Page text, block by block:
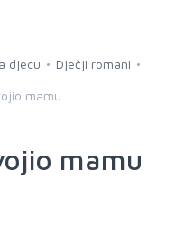
djecu Dječji romani
mamu
mamu